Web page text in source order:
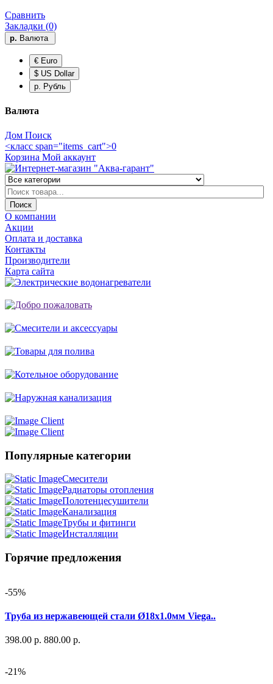
Сравнить
Закладки (0)
р. Валюта
€ Euro
$ US Dollar
р. Рубль
Валюта
Дом Поиск
<класс span="items_cart">0
Корзина Мой аккаунт
Поиск
О компании
Акции
Оплата и доставка
Контакты
Производители
Карта сайта
Популярные категории
Смесители
Радиаторы отопления
Полотенцесушители
Канализация
Трубы и фитинги
Инсталляции
Горячие предложения
-55%
Труба из нержавеющей стали Ø18х1.0мм Viega..
398.00 р. 880.00 р.
-21%